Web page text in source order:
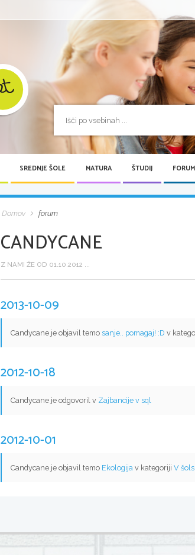
SREDNJE ŠOLE MATURA ŠTUDIJ FORUM
Domov forum
CANDYCANE
Z NAMI ŽE OD 01.10.2012 ...
2013-10-09
Candycane je objavil temo sanje.. pomagaj! :D v
2012-10-18
Candycane je odgovoril v Zajbancije v sql
2012-10-01
Candycane je objavil temo Ekologija v kategoriji V